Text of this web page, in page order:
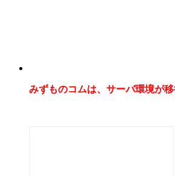
みずものコムは、サーバ環境が